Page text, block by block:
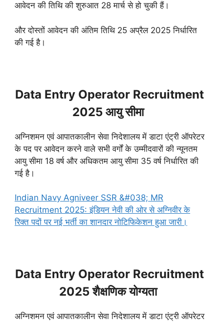
आवेदन की तिथि की शुरुआत 28 मार्च से हो चुकी हैं।
और दोस्तों आवेदन की अंतिम तिथि 25 अप्रैल 2025 निर्धारित
की गई है।
Data Entry Operator Recruitment
2025 आयु सीमा
अग्निशमन एवं आपातकालीन सेवा निदेशालय में डाटा एंट्री ऑपरेटर
के पद पर आवेदन करने वाले सभी वर्गों के उम्मीदवारों की न्यूनतम
आयु सीमा 18 वर्ष और अधिकतम आयु सीमा 35 वर्ष निर्धारित की
गई है।
Indian Navy Agniveer SSR &#038; MR
Recruitment 2025: इंडियन नेवी की ओर से अग्निवीर के
रिक्त पदों पर नई भर्ती का शानदार नोटिफिकेशन हुआ जारी।
Data Entry Operator Recruitment
2025 शैक्षणिक योग्यता
अग्निशमन एवं आपातकालीन सेवा निदेशालय में डाटा एंट्री ऑपरेटर